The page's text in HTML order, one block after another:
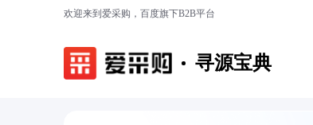
欢迎来到爱采购，百度旗下B2B平台
寻源宝典